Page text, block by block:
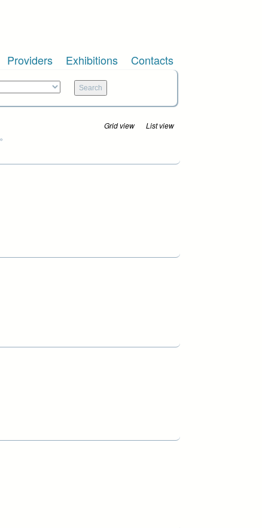
Providers Exhibitions Contacts
Grid view List view